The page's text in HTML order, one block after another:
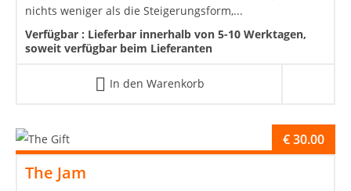
nichts weniger als die Steigerungsform,...
Verfügbar : Lieferbar innerhalb von 5-10 Werktagen,
soweit verfügbar beim Lieferanten
In den Warenkorb
The Jam
€30.00